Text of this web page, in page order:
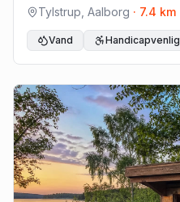
Tylstrup Aalborg · 7.4 km
Vand Handicapvenlig